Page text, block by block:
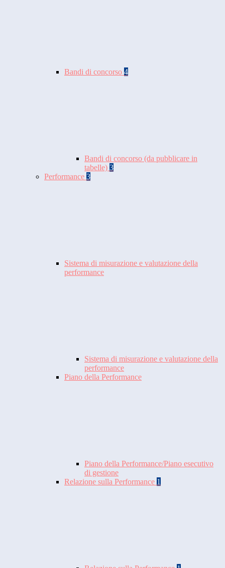
Bandi di concorso 4
Bandi di concorso (da pubblicare in
tabelle) 3
Performance 3
Sistema di misurazione e valutazione della
performance
Sistema di misurazione e valutazione della
performance
Piano della Performance
Piano della Performance/Piano esecutivo
di gestione
Relazione sulla Performance 1